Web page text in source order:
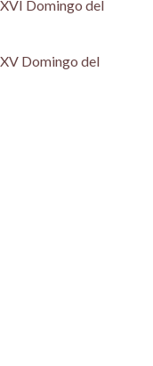
Domingo del
Domingo del